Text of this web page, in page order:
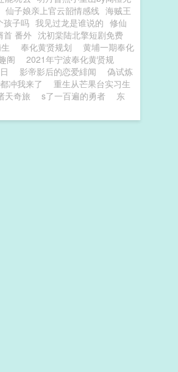
仙子娘亲上官云韶情感线 海贼王
孩子吗 我见过龙是谁说的 修仙
首 番外 沈初棠陆北擎短剧免费
奉化黄贤规划
黄埔一期奉化
阁
2021年宁波奉化黄贤规
影帝影后的恋爱緋闻
偽试炼
冲我来了
重生从芒果台实习生
天奇旅 s了一百遍的勇者
东